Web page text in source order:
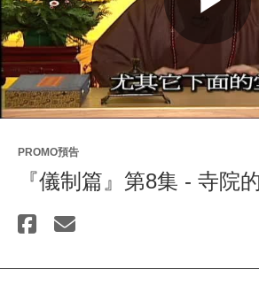
PROMO預告
『儀制篇』第8集 - 寺院